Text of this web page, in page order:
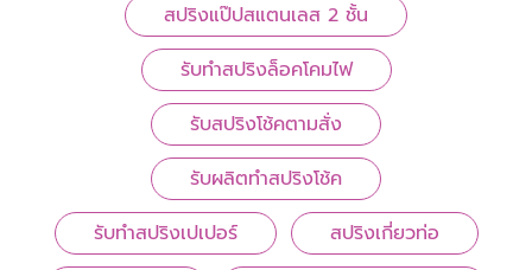
สปริงแป๊ปสแตนเลส 2 ชั้น
รับทำสปริงล็อคโคมไฟ
รับสปริงโช้คตามสั่ง
รับผลิตทำสปริงโช้ค
รับทำสปริงเปเปอร์
สปริงเกี่ยวท่อ